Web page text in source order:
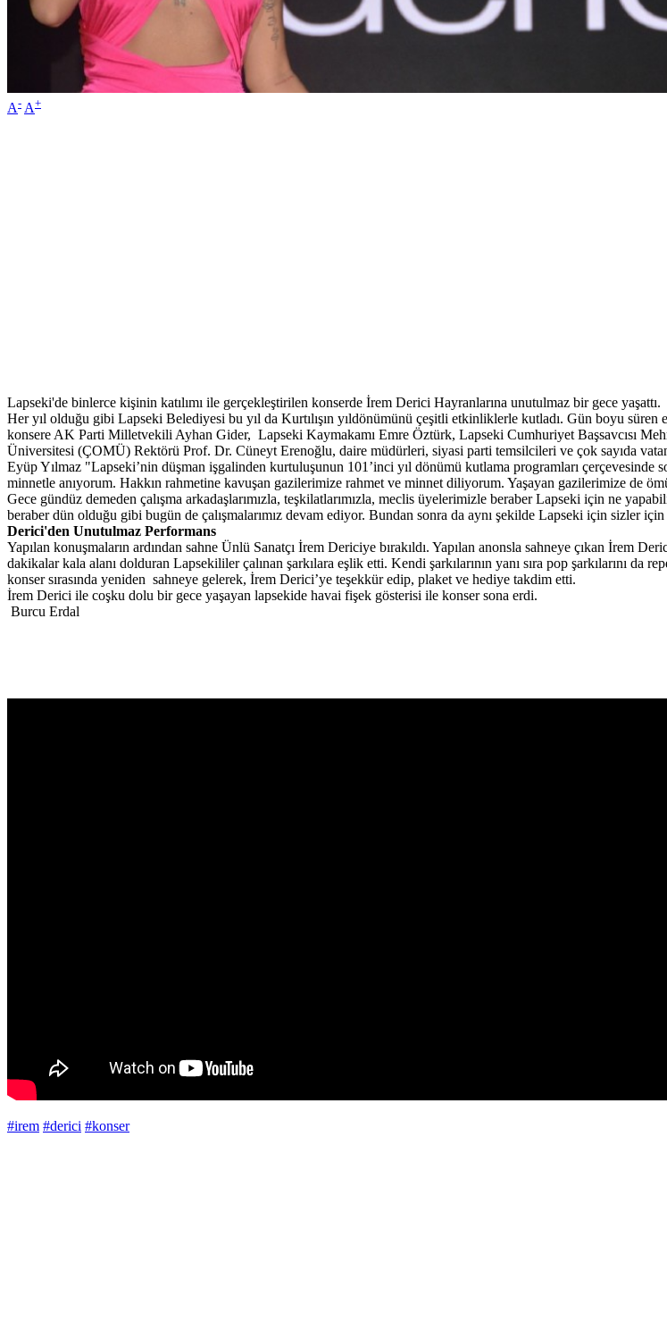
A- A+
Lapseki'de binlerce kişinin katılımı ile gerçekleştirilen konserde İrem Derici Hayranlarına unutulmaz bir gece yaşattı.
Her yıl olduğu gibi Lapseki Belediyesi bu yıl da Kurtılışın yıldönümünü çeşitli etkinliklerle kutladı. Gün boyu
konsere AK Parti Milletvekili Ayhan Gider, Lapseki Kaymakamı Emre Öztürk, Lapseki Cumhuriyet Başsavcısı
Üniversitesi (ÇOMÜ) Rektörü Prof. Dr. Cüneyt Erenoğlu, daire müdürleri, siyasi parti temsilcileri ve çok sayıda
Eyüp Yılmaz "Lapseki’nin düşman işgalinden kurtuluşunun 101’inci yıl dönümü kutlama programları çerçevesinde
minnetle anıyorum. Hakkın rahmetine kavuşan gazilerimize rahmet ve minnet diliyorum. Yaşayan gazilerimize de
Gece gündüz demeden çalışma arkadaşlarımızla, teşkilatlarımızla, meclis üyelerimizle beraber Lapseki için ne
beraber dün olduğu gibi bugün de çalışmalarımız devam ediyor. Bundan sonra da aynı şekilde Lapseki için sizler
Derici'den Unutulmaz Performans
Yapılan konuşmaların ardından sahne Ünlü Sanatçı İrem Dericiye bırakıldı. Yapılan anonsla sahneye çıkan İrem
dakikalar kala alanı dolduran Lapsekililer çalınan şarkılara eşlik etti. Kendi şarkılarının yanı sıra pop şarkılarını
konser sırasında yeniden sahneye gelerek, İrem Derici’ye teşekkür edip, plaket ve hediye takdim etti.
İrem Derici ile coşku dolu bir gece yaşayan lapsekide havai fişek gösterisi ile konser sona erdi.
Burcu Erdal
#irem #derici #konser